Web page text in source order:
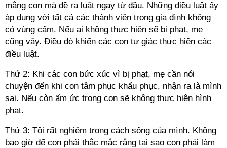
mắng con mà đề ra luật ngay từ đầu. Những điều luật ấy
áp dụng với tất cả các thành viên trong gia đình không
có vùng cấm. Nếu ai không thực hiện sẽ bị phạt, mẹ
cũng vậy. Điều đó khiến các con tự giác thực hiện các
điều luật.
Thứ 2: Khi các con bức xúc vì bị phạt, mẹ cần nói
chuyện đến khi con tâm phục khẩu phục, nhận ra là mình
sai. Nếu còn ấm ức trong con sẽ không thực hiện hình
phạt.
Thứ 3: Tôi rất nghiêm trong cách sống của mình. Không
bao giờ để con phải thắc mắc rằng tại sao con phải làm